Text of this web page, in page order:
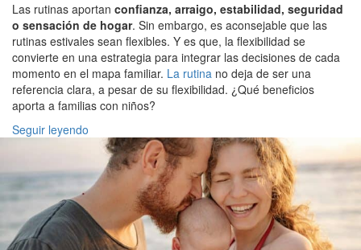
Las rutinas aportan confianza, arraigo, estabilidad, seguridad
o sensación de hogar. Sin embargo, es aconsejable que las
rutinas estivales sean flexibles. Y es que, la flexibilidad se
convierte en una estrategia para integrar las decisiones de cada
momento en el mapa familiar. La rutina no deja de ser una
referencia clara, a pesar de su flexibilidad. ¿Qué beneficios
aporta a familias con niños?
Seguir leyendo